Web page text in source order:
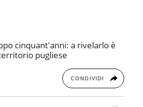
cinquant'anni: a rivelarlo è
pugliese
CONDIVIDI